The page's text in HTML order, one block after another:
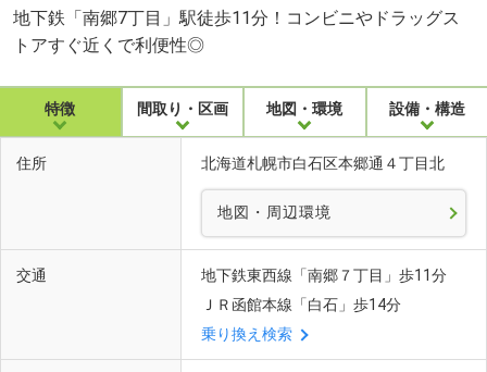
地下鉄「南郷7丁目」駅徒歩11分！コンビニやドラッグス
トアすぐ近くで利便性◎
特徴 間取り・区画 地図・環境 設備・構造
住所 北海道札幌市白石区本郷通４丁目北
地図・周辺環境
交通
地下鉄東西線「南郷７丁目」歩11分
ＪＲ函館本線「白石」歩14分
乗り換え検索